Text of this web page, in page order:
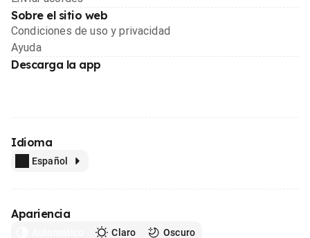
Sobre el sitio web
Condiciones de uso y privacidad
Ayuda
Descarga la app
Idioma
Español
Apariencia
Claro Oscuro